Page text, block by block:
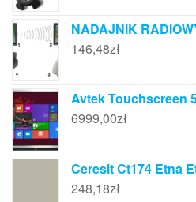
NADAJNIK
146,48zł
Avtek Touchscreen
6999,00zł
Ceresit Ct174 Etna
248,18zł